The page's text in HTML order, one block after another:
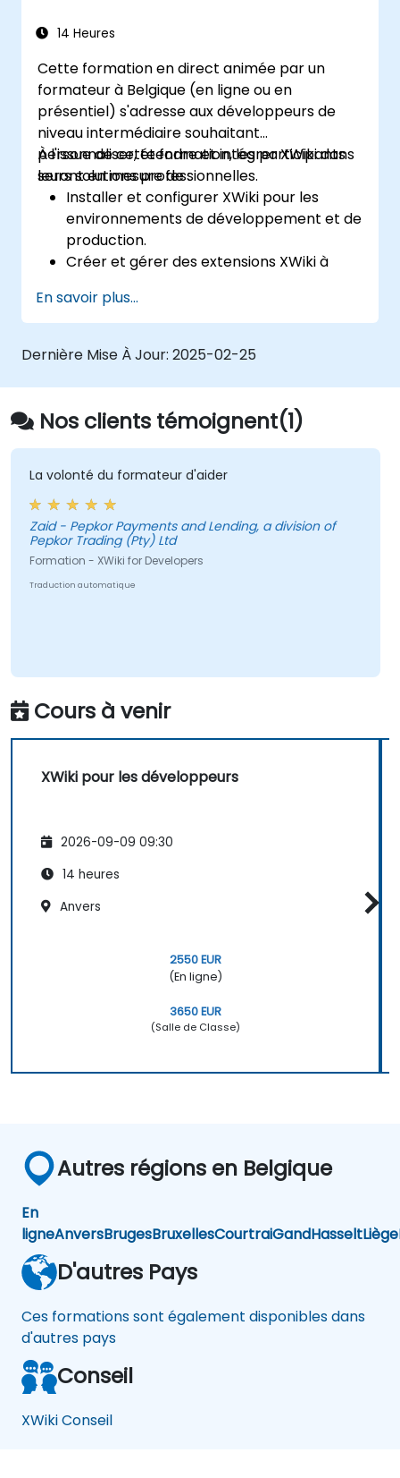
14 Heures
Cette formation en direct animée par un
formateur à Belgique (en ligne ou en
présentiel) s'adresse aux développeurs de
niveau intermédiaire souhaitant
personnaliser, étendre et intégrer XWiki dans
leurs solutions professionnelles.
À l'issue de cette formation, les participants
seront en mesure de :
Installer et configurer XWiki pour les
environnements de développement et de
production.
Créer et gérer des extensions XWiki à
Développer des applications
personnalisées au sein de l'écosystème
XWiki.
externes et des bases de données.
En savoir plus...
Dernière Mise À Jour: 2025-02-25
Nos clients témoignent(1)
La volonté du formateur d'aider
Zaid - Pepkor Payments and Lending, a division of
Pepkor Trading (Pty) Ltd
Formation - XWiki for Developers
Traduction automatique
Cours à venir
XWiki pour les développeurs
2026-09-09 09:30
14 heures
Anvers
2550 EUR
(En ligne)
3650 EUR
(Salle de Classe)
Autres régions en Belgique
En
ligneAnversBrugesBruxellesCourtraiGandHasseltLiège
D'autres Pays
Ces formations sont également disponibles dans
d'autres pays
Conseil
XWiki Conseil